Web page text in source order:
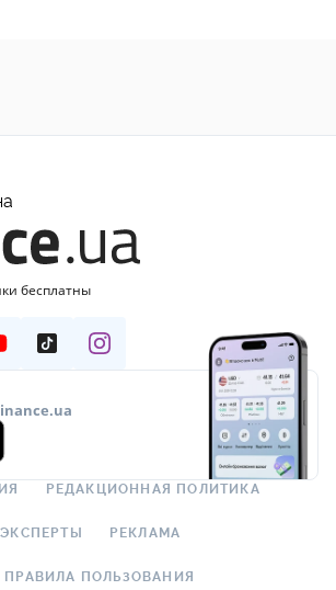
бесплатны
РЕДАКЦИОННАЯ ПОЛИТИКА
ЭКСПЕРТЫ РЕКЛАМА
ПРАВИЛА ПОЛЬЗОВАНИЯ